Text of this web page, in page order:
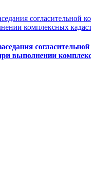
согласительной
комплексных
согласительной
выполнении